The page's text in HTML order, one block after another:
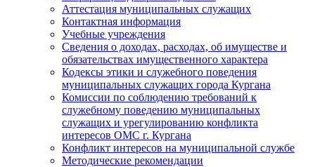
Аттестация муниципальных служащих
Контактная информация
Учебные учреждения
Сведения о доходах, расходах, об имуществе и
обязательствах имущественного характера
Кодексы этики и служебного поведения
муниципальных служащих города Кургана
Комиссии по соблюдению требований к
служебному поведению муниципальных
служащих и урегулированию конфликта
интересов ОМС г. Кургана
Конфликт интересов на муниципальной службе
Методические рекомендации